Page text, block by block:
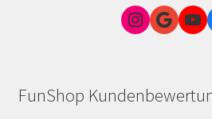
Instagram
Google Link zum FunShop Wien
FunShop